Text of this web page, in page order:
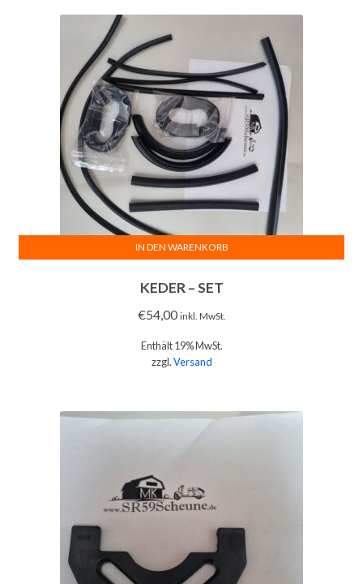
KEDER – SET
€54,00 inkl. MwSt.
Enthält 19% MwSt.
zzgl.Versand
IN DEN WARENKORB